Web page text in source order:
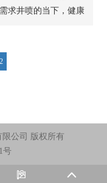
 
要考
求井喷的当下，健康
的职业定位和更灵活
老、母婴、家政等多
...
2
限公司 版权所有
号